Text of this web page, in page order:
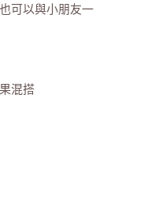
可以與小朋友一
混搭